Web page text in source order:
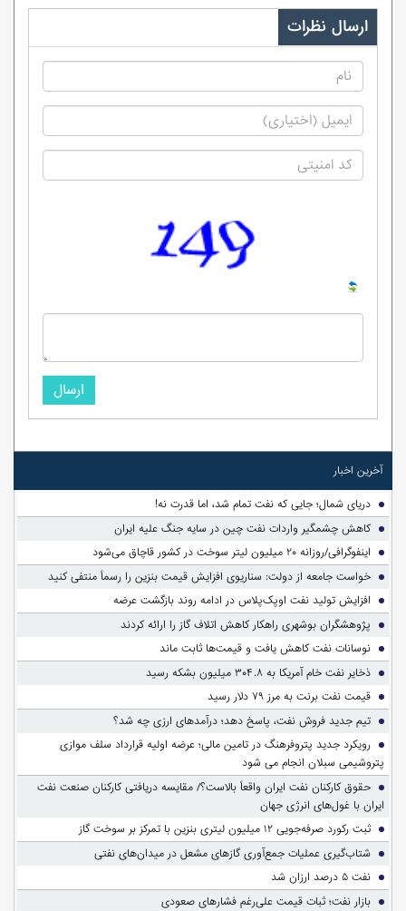
ارسال نظرات
ارسال
آخرین اخبار
دریای شمال؛ جایی که نفت تمام شد، اما قدرت نه!
کاهش چشمگیر واردات نفت چین در سایه جنگ علیه ایران
اینفوگرافی/روزانه ۲۰ میلیون لیتر سوخت در کشور قاچاق می‌شود
خواست جامعه از دولت: سناریوی افزایش قیمت بنزین را رسماً منتفی کنید
افزایش تولید نفت اوپک‌پلاس در ادامه روند بازگشت عرضه
پژوهشگران بوشهری راهکار کاهش اتلاف گاز را ارائه کردند
نوسانات نفت کاهش یافت و قیمت‌ها ثابت ماند
ذخایر نفت خام آمریکا به ۳۰۴.۸ میلیون بشکه رسید
قیمت نفت برنت به مرز ۷۹ دلار رسید
تیم جدید فروش نفت، پاسخ دهد؛ درآمدهای ارزی چه شد؟
رویکرد جدید پتروفرهنگ در تامین مالی؛ عرضه اولیه قرارداد سلف موازی
پتروشیمی سبلان انجام می شود
حقوق کارکنان نفت ایران واقعاً بالاست؟/ مقایسه دریافتی کارکنان صنعت نفت
ایران با غول‌های انرژی جهان
ثبت رکورد صرفه‌جویی ۱۲ میلیون لیتری بنزین با تمرکز بر سوخت گاز
شتاب‌گیری عملیات جمع‌آوری گازهای مشعل در میدان‌های نفتی
نفت ۵ درصد ارزان شد
بازار نفت؛ ثبات قیمت علی‌رغم فشارهای صعودی